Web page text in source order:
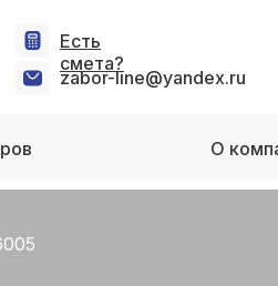
Есть
смета?
zabor-line@yandex.ru
О